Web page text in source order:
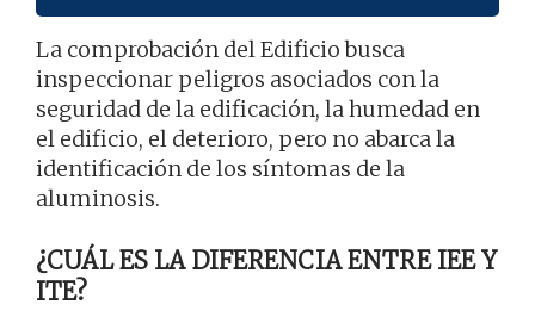
La comprobación del Edificio busca
inspeccionar peligros asociados con la
seguridad de la edificación, la humedad en
el edificio, el deterioro, pero no abarca la
identificación de los síntomas de la
aluminosis.
¿CUÁL ES LA DIFERENCIA ENTRE IEE Y
ITE?